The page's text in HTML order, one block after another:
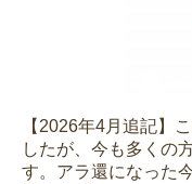
【2026年4月追記】
したが、今も多くの
す。アラ還になった